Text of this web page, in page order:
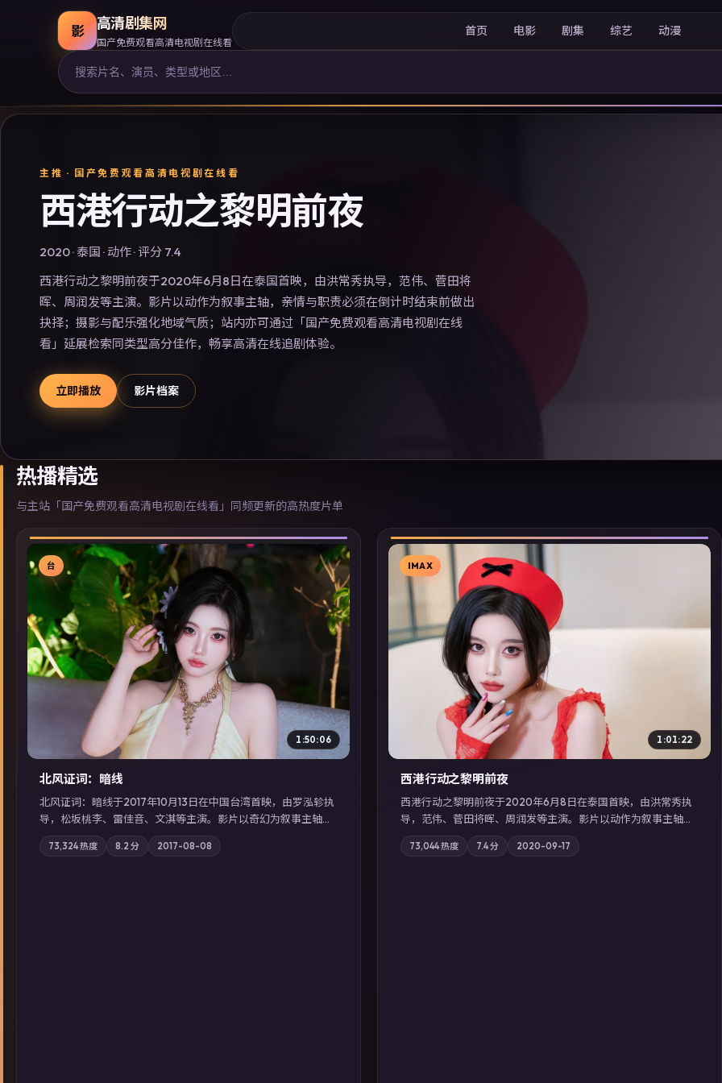
影 高清剧集网
国产免费观看高清电视剧在线看
首页 电影 剧集 综艺 动漫
主推 · 国产免费观看高清电视剧在线看
西港行动之黎明前夜
2020·泰国 · 动作· 评分 7.4
西港行动之黎明前夜于2020年6月8日在泰国首映，由洪常秀执导，范伟、菅田将
晖、周润发等主演。影片以动作为叙事主轴，亲情与职责必须在倒计时结束前做出
抉择；摄影与配乐强化地域气质；站内亦可通过「国产免费观看高清电视剧在线
看」延展检索同类型高分佳作，畅享高清在线追剧体验。
立即播放 影片档案
热播精选
与主站「国产免费观看高清电视剧在线看」同频更新的高热度片单
▶
台
1:50:06
北风证词：暗线
北风证词：暗线于2017年10月13日在中国台湾首映，由罗泓轸执
导，松坂桃李、雷佳音、文淇等主演。影片以奇幻为叙事主轴，
旧案重提，真相与谎言在同一条时间线上交锋；摄影与配乐强化
地域气质；站内亦可通过「国产免费观看高清电视剧在线看」延
73,324热度 8.2 分 2017-08-08
▶
IMAX
1:01:22
西港行动之黎明前夜
西港行动之黎明前夜于2020年6月8日在泰国首映，由洪常秀执
导，范伟、菅田将晖、周润发等主演。影片以动作为叙事主轴，
亲情与职责必须在倒计时结束前做出抉择；摄影与配乐强化地域
气质；站内亦可通过「国产免费观看高清电视剧在线看」延展检
73,044热度 7.4分 2020-09-17